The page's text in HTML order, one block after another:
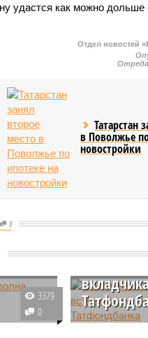
удастся как можно дольше
Отдел новостей
Татарстан
в Поволжье
новостройки
0
3379
0
Активисты